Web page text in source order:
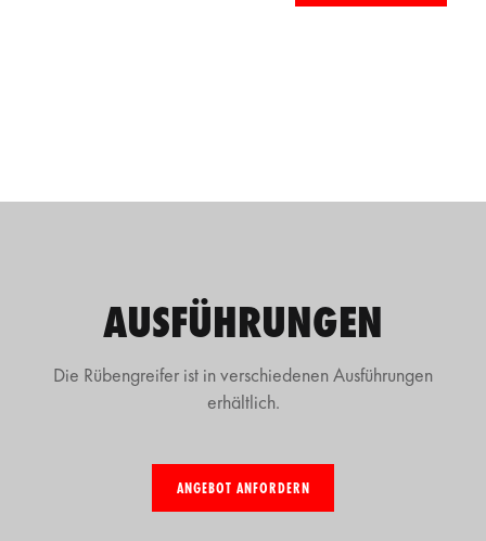
AUSFÜHRUNGEN
Die Rübengreifer ist in verschiedenen Ausführungen
erhältlich.
ANGEBOT ANFORDERN